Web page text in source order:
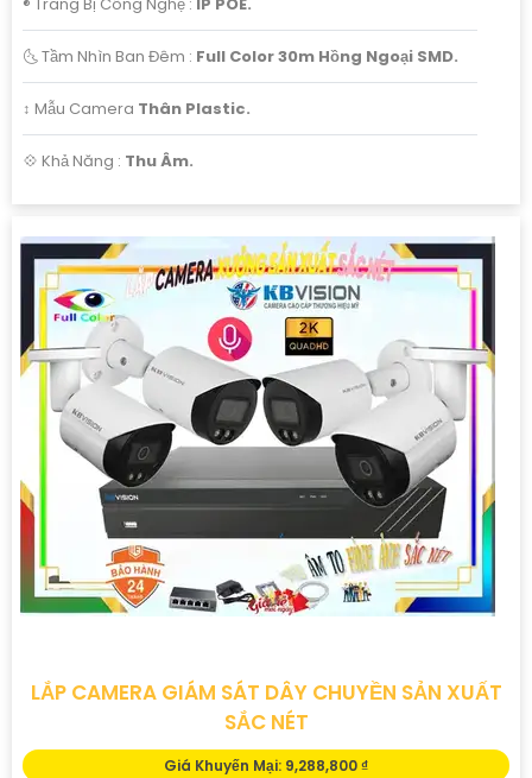
®️ Trang Bị Công Nghệ : IP POE.
🌜 Tầm Nhìn Ban Đêm : Full Color 30m Hồng Ngoại SMD.
↕️ Mẫu Camera Thân Plastic.
️💠 Khả Năng : Thu Âm.
LẮP CAMERA GIÁM SÁT DÂY CHUYỀN SẢN XUẤT
SẮC NÉT
Giá Khuyến Mại: 9,288,800 ₫